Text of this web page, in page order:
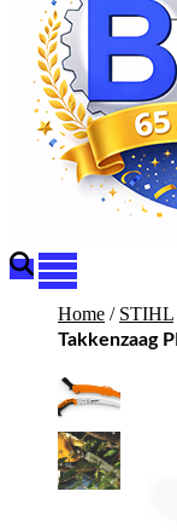
Home / STIHL
Takkenzaag